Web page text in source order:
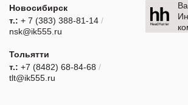
Новосибирск
т.: + 7 (383) 388-81-14 /
nsk@ik555.ru
Тольятти
т.: +7 (8482) 68-84-68 /
tlt@ik555.ru